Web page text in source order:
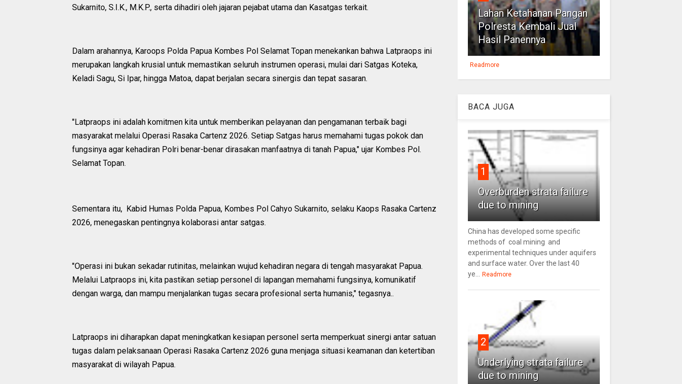
Sukarnito, S.I.K., M.K.P., serta dihadiri oleh jajaran pejabat utama dan Kasatgas terkait.
Dalam arahannya, Karoops Polda Papua Kombes Pol Selamat Topan menekankan bahwa Latpraops ini
merupakan langkah krusial untuk memastikan seluruh instrumen operasi, mulai dari Satgas Koteka,
Keladi Sagu, Si Ipar, hingga Matoa, dapat berjalan secara sinergis dan tepat sasaran.
"Latpraops ini adalah komitmen kita untuk memberikan pelayanan dan pengamanan terbaik bagi
masyarakat melalui Operasi Rasaka Cartenz 2026. Setiap Satgas harus memahami tugas pokok dan
fungsinya agar kehadiran Polri benar-benar dirasakan manfaatnya di tanah Papua," ujar Kombes Pol.
Selamat Topan.
Sementara itu, Kabid Humas Polda Papua, Kombes Pol Cahyo Sukarnito, selaku Kaops Rasaka Cartenz
2026, menegaskan pentingnya kolaborasi antar satgas.
"Operasi ini bukan sekadar rutinitas, melainkan wujud kehadiran negara di tengah masyarakat Papua.
Melalui Latpraops ini, kita pastikan setiap personel di lapangan memahami fungsinya, komunikatif
dengan warga, dan mampu menjalankan tugas secara profesional serta humanis," tegasnya..
Latpraops ini diharapkan dapat meningkatkan kesiapan personel serta memperkuat sinergi antar satuan
tugas dalam pelaksanaan Operasi Rasaka Cartenz 2026 guna menjaga situasi keamanan dan ketertiban
masyarakat di wilayah Papua.
Lahan Ketahanan Pangan
Polresta Kembali Jual
Hasil Panennya
Readmore
BACA JUGA
1
Overburden strata failure
due to mining
China has developed some specific
methods of coal mining and
experimental techniques under aquifers
and surface water. Over the last 40
ye...
Readmore
2
Underlying strata failure
due to mining